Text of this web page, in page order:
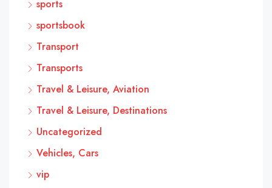
sports
sportsbook
Transport
Transports
Travel & Leisure, Aviation
Travel & Leisure, Destinations
Uncategorized
Vehicles, Cars
vip